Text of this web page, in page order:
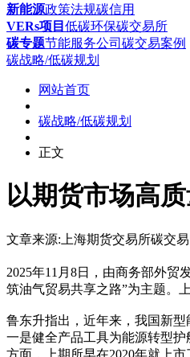
新能源政策法规碳信用
VERs项目 低碳环保碳交易所
碳专题节能服务公司 碳交易案例
碳战略/低碳规划
网站首页
碳战略/低碳规划
正文
以期货市场高
文章来源:上海期货交易所碳交易
2025年11月8日，由商务部外
筑油气贸易共享之路”为主题。
鲁东升指出，近年来，我国新
一是健全产品工具为能源转型
方面，上期所早在2020年就上